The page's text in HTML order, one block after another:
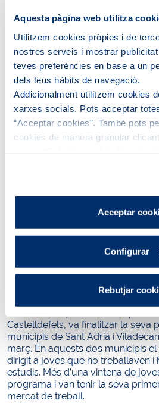
Aquesta pàgina web utilitza
Utilitzem cookies pròpies i de
nostres serveis i mostrar
teves preferències en base a un
dels teus hàbits de navegació.
Addicionalment utilitzem cookies
xarxes socials. Pots acceptar
“Acceptar cookies”. També pots
cookies de manera granular
que són indispensables perquè el
per tant, no es poden desactivar.
Pots consultar més informació a
Acceptar
Configurar
Rebutjar
la capacitació en el camp de
l’experiència pràcticaen empreses
amb l’objectiu de millorar
que no tenen feina o que es
L’itinerari de formació i orientació
l’acompanyament individualitzat
participant i contempla el
competències bàsiques, les
intermediació laboral. El
la qualificació i les competències
necessàries vinculades a
la seva trajectòria professional i
Els participants que superen el
Certificat de Professionalitat de
a generar oportunitats adreçades
30 anys en situació d’atur de
educatives i d’ocupació verda.
Castelldefels, va finalitzar la seva
municipis de Sant Adrià i
març. En aquests dos municipis
dirigit a joves que no treballaven i
estudis. Més d’una vintena de
programa i van tenir la seva
mercat de treball.